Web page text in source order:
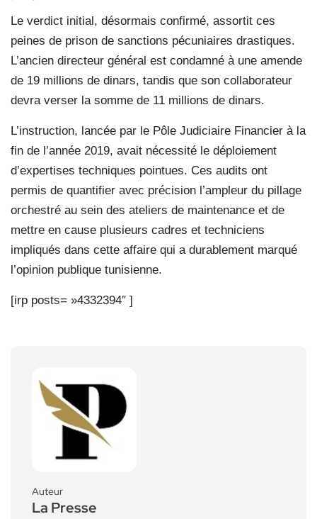
Le verdict initial, désormais confirmé, assortit ces
peines de prison de sanctions pécuniaires drastiques.
L’ancien directeur général est condamné à une amende
de 19 millions de dinars, tandis que son collaborateur
devra verser la somme de 11 millions de dinars.
L’instruction, lancée par le Pôle Judiciaire Financier à la
fin de l’année 2019, avait nécessité le déploiement
d’expertises techniques pointues. Ces audits ont
permis de quantifier avec précision l’ampleur du pillage
orchestré au sein des ateliers de maintenance et de
mettre en cause plusieurs cadres et techniciens
impliqués dans cette affaire qui a durablement marqué
l’opinion publique tunisienne.
[irp posts= »4332394″ ]
Auteur
La Presse